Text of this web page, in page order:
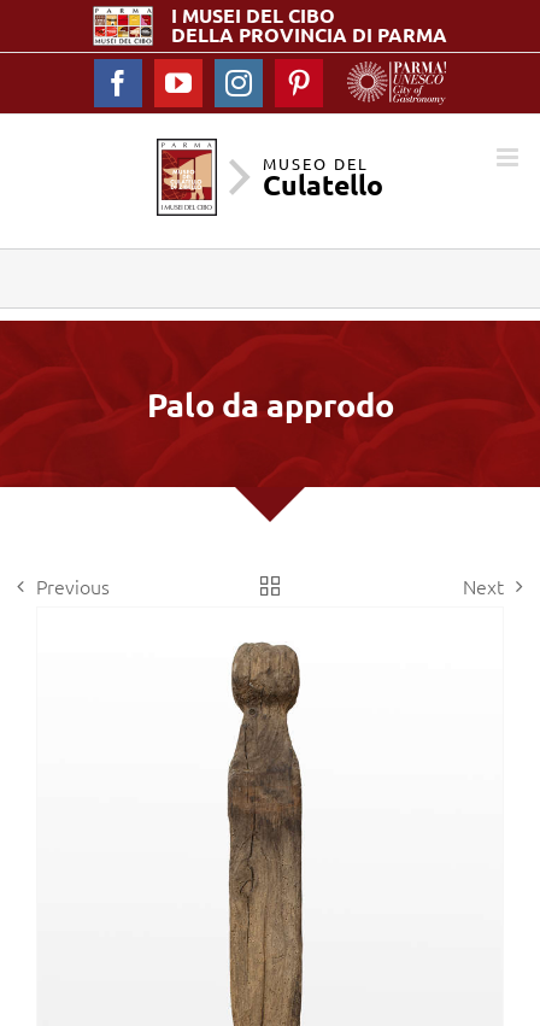
I MUSEI DELCIBO
DELLA PROVINCIA DI PARMA
FacebookYouTubeInstagramPinterest
MUSEO DEL
Culatello
Palo da approdo
Previous Next